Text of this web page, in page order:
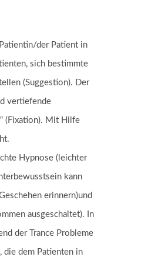
der Patient in
sich bestimmte
(Suggestion). Der
vertiefende
(Fixation). Mit Hilfe
Hypnose (leichter
kann
erinnern)und
ausgeschaltet). In
der Trance Probleme
die dem Patienten in